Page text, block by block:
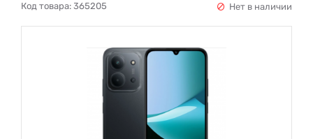
Код товара: 365205 Нет в наличии